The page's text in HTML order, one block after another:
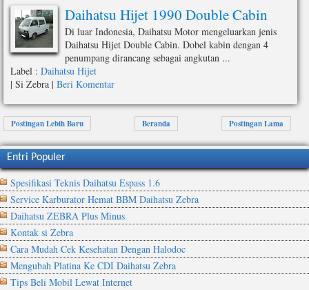
Daihatsu Hijet 1990 Double Cabin
Di luar Indonesia, Daihatsu Motor mengeluarkan jenis
Daihatsu Hijet Double Cabin. Dobel kabin dengan 4
penumpang dirancang sebagai angkutan ...
Label : Daihatsu Hijet
| Si Zebra | Beri Komentar
Postingan Lebih Baru Postingan Lama
Beranda
Entri Populer
Spesifikasi Teknis Daihatsu Espass 1.6
Service Karburator Hemat BBM Daihatsu Zebra
Daihatsu ZEBRA Plus Minus
Kontak si Zebra
Cara Mudah Cek Kesehatan Dengan Halodoc
Mengubah Platina Ke CDI Daihatsu Zebra
Tips Beli Mobil Lewat Internet